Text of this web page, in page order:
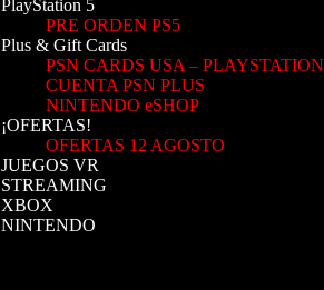
PlayStation 5
PRE ORDEN PS5
Plus & Gift Cards
PSN CARDS USA – PLAYSTATION
CUENTA PSN PLUS
NINTENDO eSHOP
¡OFERTAS!
OFERTAS 12 AGOSTO
JUEGOS VR
STREAMING
XBOX
NINTENDO